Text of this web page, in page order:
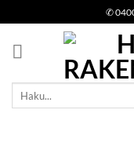
to
content
✆
Etsi: